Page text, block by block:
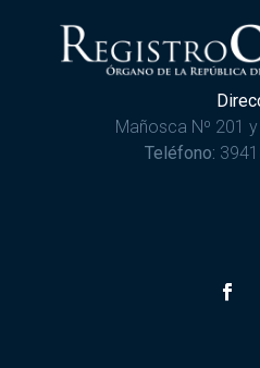
Mañosca Nº 201
Teléfono: